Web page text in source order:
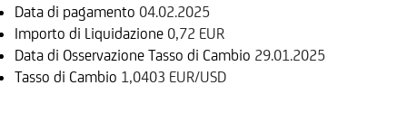
Data di pagamento 04.02.2025
Importo di Liquidazione 0,72 EUR
Data di Osservazione Tasso di Cambio 29.01.2025
Tasso di Cambio 1,0403 EUR/USD